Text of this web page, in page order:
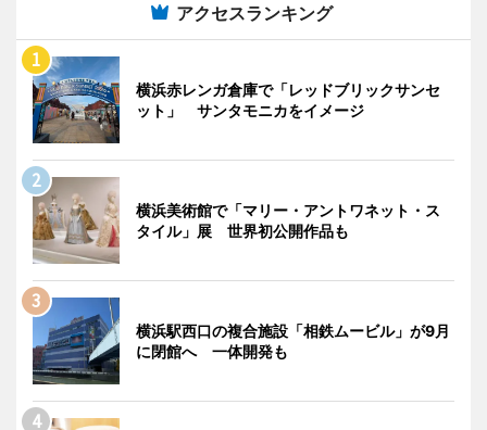
アクセスランキング
横浜赤レンガ倉庫で「レッドブリックサンセ
ット」 サンタモニカをイメージ
横浜美術館で「マリー・アントワネット・ス
タイル」展 世界初公開作品も
横浜駅西口の複合施設「相鉄ムービル」が9月
に閉館へ 一体開発も